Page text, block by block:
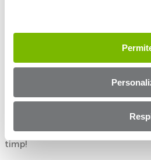
Aplică online și
aprobare rapidă!
Ești mai aproape de mașina
formularul de mai jos și te
timp!